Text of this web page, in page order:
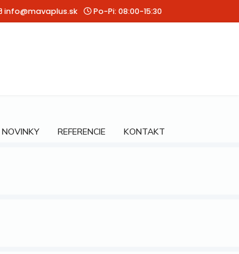
info@mavaplus.sk Po-Pi: 08:00-15:30
NOVINKY REFERENCIE KONTAKT